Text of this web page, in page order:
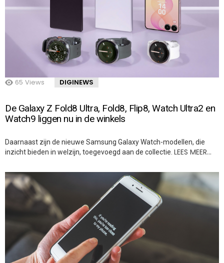
65 Views DIGINEWS
De Galaxy Z Fold8 Ultra, Fold8, Flip8, Watch Ultra2 en
Watch9 liggen nu in de winkels
Daarnaast zijn de nieuwe Samsung Galaxy Watch-modellen, die
inzicht bieden in welzijn, toegevoegd aan de collectie. LEES MEER…